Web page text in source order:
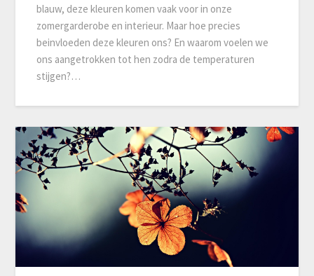
blauw, deze kleuren komen vaak voor in onze
zomergarderobe en interieur. Maar hoe precies
beinvloeden deze kleuren ons? En waarom voelen we
ons aangetrokken tot hen zodra de temperaturen
stijgen?…